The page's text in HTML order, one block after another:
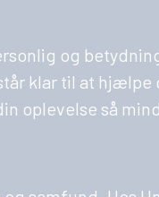
og
klar til at
oplevelse så